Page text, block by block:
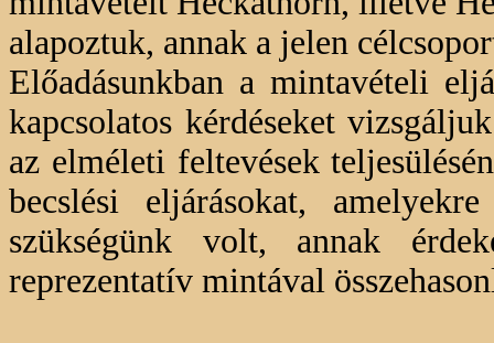
alapoztuk, annak a jelen
Előadásunkban a mintavételi
kapcsolatos kérdéseket
az elméleti feltevések
becslési eljárásokat,
szükségünk volt, annak
reprezentatív mintával